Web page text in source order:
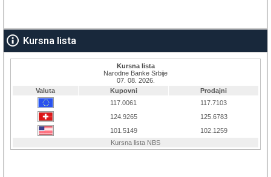
Kursna lista